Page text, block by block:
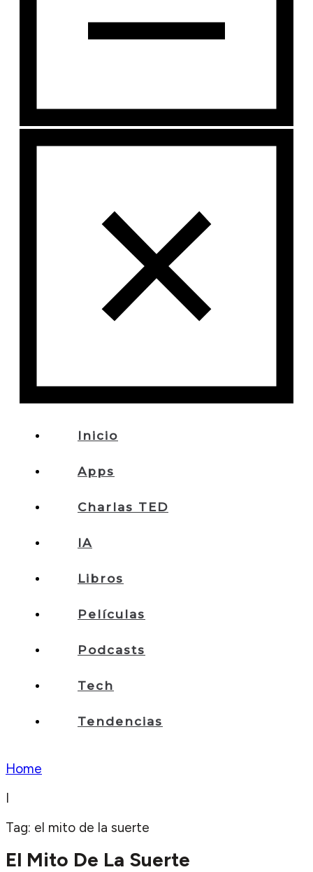
Inicio
Apps
Charlas TED
IA
Libros
Películas
Podcasts
Tech
Tendencias
Home
I
Tag: el mito de la suerte
El Mito De La Suerte